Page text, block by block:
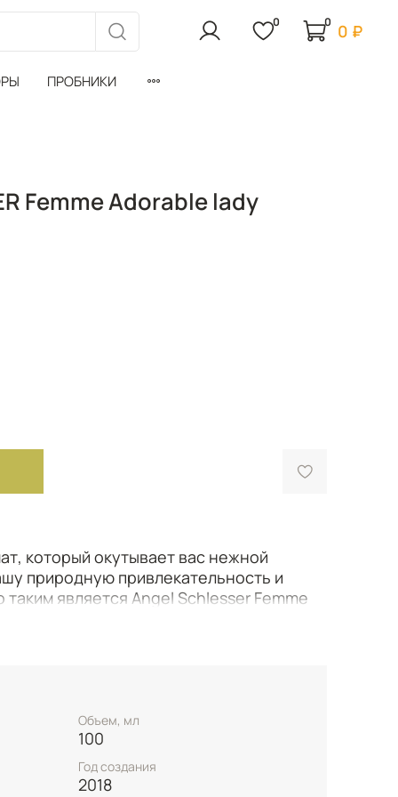
0 0 0 ₽
ПРОБНИКИ
Femme Adorable lady
который окутывает вас нежной
природную привлекательность и
является Angel Schlesser Femme
в 2018 году и созданный
Этот аромат – настоящее
встречает яркое и освежающее
зеленого яблока. Эта
Объем, мл
100
Год создания
2018